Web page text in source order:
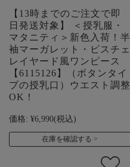
【13時までのご注文で即
日発送対象】 ＜授乳服・
マタニティ＞新色入荷！半
袖マーガレット・ビスチェ
レイヤード風ワンピース
【6115126】（ボタンタイ
プの授乳口）ウエスト調整
OK！
価格: ¥6,990(税込)
在庫を確認する